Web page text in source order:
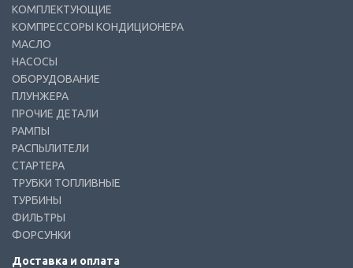
КОМПЛЕКТУЮЩИЕ
КОМПРЕССОРЫ КОНДИЦИОНЕРА
МАСЛО
НАСОСЫ
ОБОРУДОВАНИЕ
ПЛУНЖЕРА
ПРОЧИЕ ДЕТАЛИ
РАМПЫ
РАСПЫЛИТЕЛИ
СТАРТЕРА
ТРУБКИ ТОПЛИВНЫЕ
ТУРБИНЫ
ФИЛЬТРЫ
ФОРСУНКИ
Доставка и оплата